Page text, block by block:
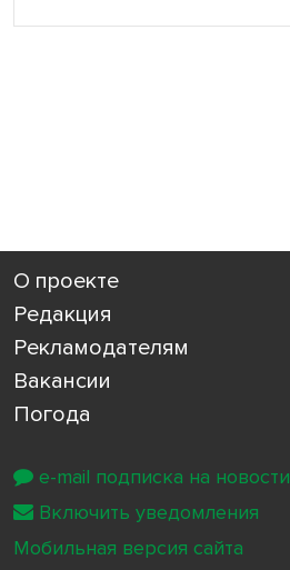
О проекте
Редакция
Рекламодателям
Вакансии
Погода
e-mail подписка на новости
Включить уведомления
Мобильная версия сайта